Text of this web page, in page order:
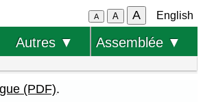
A A A English
Autres ▼ Assemblée ▼
(PDF).